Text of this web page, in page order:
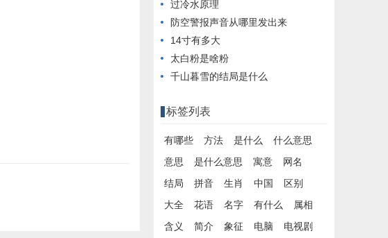
过冷水原理
防空警报声音从哪里发出来
14寸有多大
太白粉是啥粉
千山暮雪的结局是什么
标签列表
有哪些 方法 是什么
什么意思
意思
是什么意思 寓意
网名
结局
拼音 生肖 中国
区别
大全
花语 名字 有什么
属相
含义
简介 象征 电脑
电视剧